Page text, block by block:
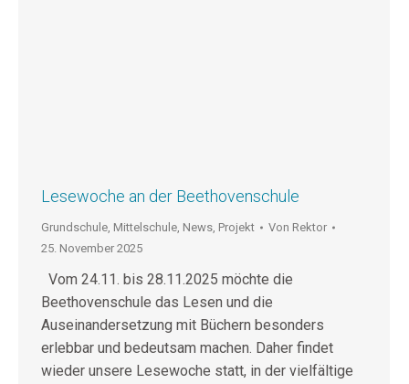
Lesewoche an der Beethovenschule
Grundschule, Mittelschule, News, Projekt Von Rektor
25. November 2025
Vom 24.11. bis 28.11.2025 möchte die
Beethovenschule das Lesen und die
Auseinandersetzung mit Büchern besonders
erlebbar und bedeutsam machen. Daher findet
wieder unsere Lesewoche statt, in der vielfältige